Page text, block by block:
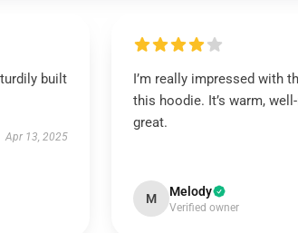
built
Apr 13, 2025
I’m really impressed with
this hoodie. It’s warm,
great.
M Melody
Verified owner